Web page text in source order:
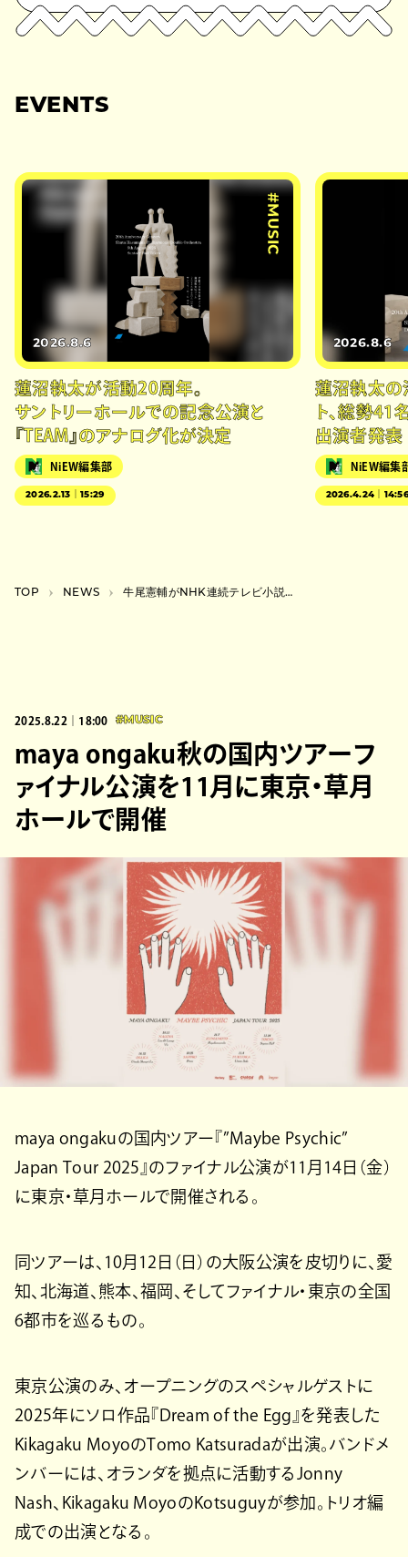
EVENTS
#MUSIC
2026.8.6
蓮沼執太が活動20周年。
サントリーホールでの記念公演と
『TEAM』のアナログ化が決定
NiEW編集部
2026.2.13｜15:29
2026.8.6
蓮沼執太の
ト、総勢41
出演者発表
NiEW編集
2026.4.24｜
TOP NEWS 牛尾憲輔がNHK連続テレビ小説『ばけばけ』の音楽を担当
2025.8.22｜18:00 #MUSIC
maya ongaku秋の国内ツアーフ
ァイナル公演を11月に東京・草月
ホールで開催
maya ongakuの国内ツアー『”Maybe Psychic”
Japan Tour 2025』のファイナル公演が11月14日（金）
に東京・草月ホールで開催される。
同ツアーは、10月12日（日）の大阪公演を皮切りに、愛
知、北海道、熊本、福岡、そしてファイナル・東京の全国
6都市を巡るもの。
東京公演のみ、オープニングのスペシャルゲストに
2025年にソロ作品『Dream of the Egg』を発表した
Kikagaku MoyoのTomo Katsuradaが出演。バンドメ
ンバーには、オランダを拠点に活動するJonny
Nash、Kikagaku MoyoのKotsuguyが参加。トリオ編
成での出演となる。